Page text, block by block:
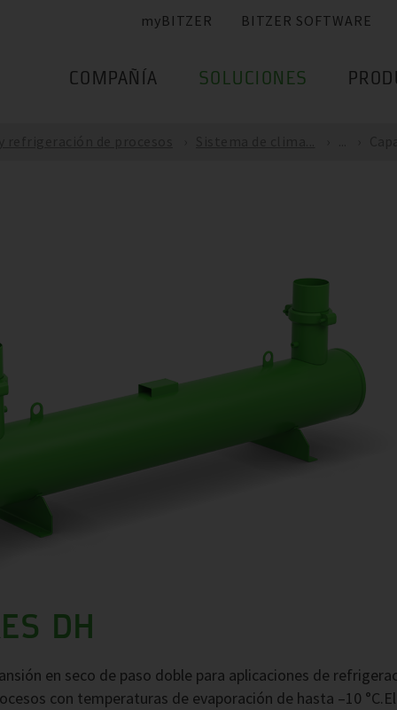
myBITZER BITZER SOFTWARE
COMPAÑÍA SOLUCIONES
DH
en seco de paso doble para aplicaciones de
con temperaturas de evaporación de hasta –10